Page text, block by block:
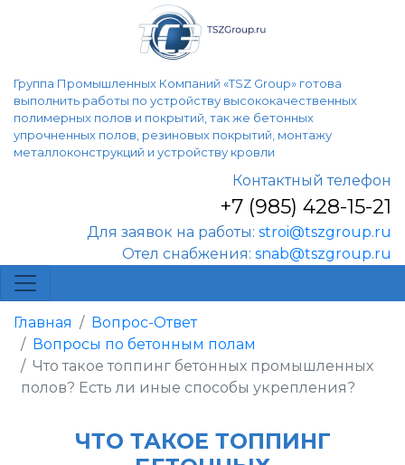
Группа Промышленных Компаний «TSZ Group» готова
выполнить работы по устройству высококачественных
полимерных полов и покрытий, так же бетонных
упрочненных полов, резиновых покрытий, монтажу
металлоконструкций и устройству кровли
Контактный телефон
+7 (985) 428-15-21
Для заявок на работы: stroi@tszgroup.ru
Отел снабжения: snab@tszgroup.ru
Главная
Вопрос-Ответ
Вопросы по бетонным полам
Что такое топпинг бетонных промышленных
полов? Есть ли иные способы укрепления?
ЧТО ТАКОЕ ТОППИНГ